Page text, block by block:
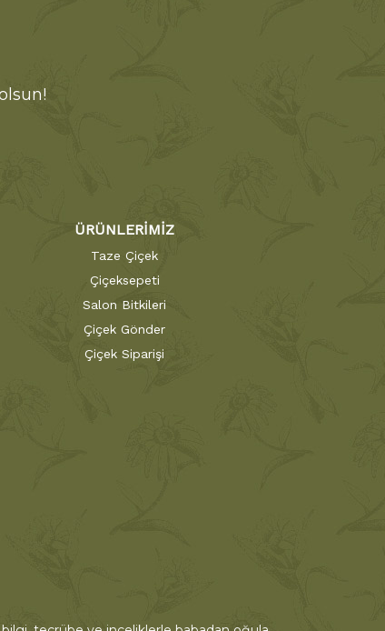
ÜRÜNLERİMİZ
Taze Çiçek
Çiçeksepeti
Salon Bitkileri
Çiçek Gönder
Çiçek Siparişi